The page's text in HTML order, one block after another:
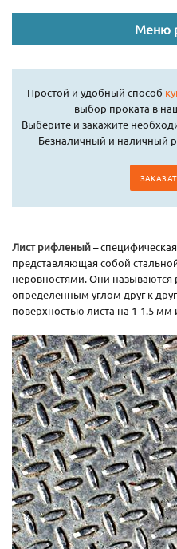
Меню
Простой и удобный способ
выбор проката в
Выберите и закажите
Безналичный и наличный
Лист рифленый–
представляющая собой
неровностями. Они называются
определенным углом друг к
поверхностью листа на 1-1.5